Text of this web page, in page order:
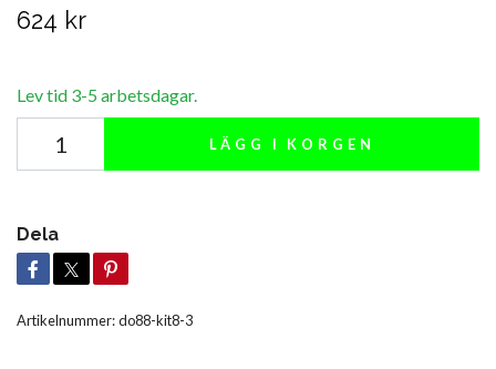
624 kr
Lev tid 3-5 arbetsdagar.
LÄGG I KORGEN
Dela
Artikelnummer:do88-kit8-3